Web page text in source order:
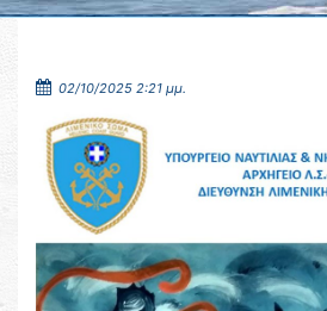
02/10/2025 2:21 μμ.